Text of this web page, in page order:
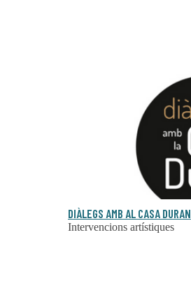
DIÀLEGS AMB AL CASA DURAN
Intervencions artístiques